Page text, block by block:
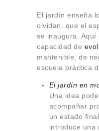
El jardín enseña
olvidan: que el
se inaugura. Aquí
capacidad de
mantenible, de
escuela práctica
El jardín en
Una idea
acompañar
un estado
introduce una